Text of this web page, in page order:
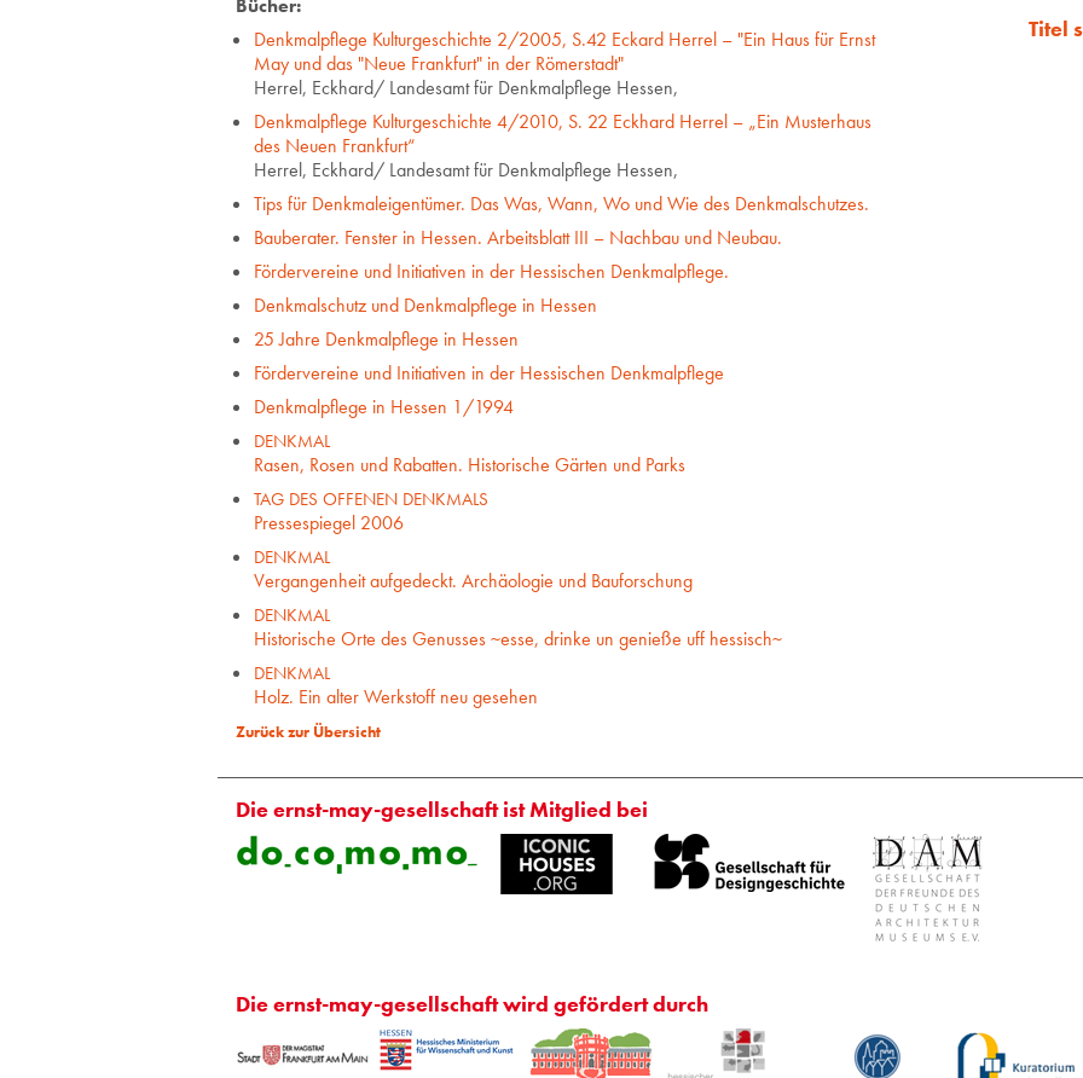
Bücher:
Denkmalpflege Kulturgeschichte 2/2005, S.42 Eckard Herrel – "Ein Haus für Ernst
May und das "Neue Frankfurt" in der Römerstadt"
Herrel, Eckhard/ Landesamt für Denkmalpflege Hessen,
Denkmalpflege Kulturgeschichte 4/2010, S. 22 Eckhard Herrel – „Ein Musterhaus
des Neuen Frankfurt“
Herrel, Eckhard/ Landesamt für Denkmalpflege Hessen,
Tips für Denkmaleigentümer. Das Was, Wann, Wo und Wie des Denkmalschutzes.
Bauberater. Fenster in Hessen. Arbeitsblatt III – Nachbau und Neubau.
Fördervereine und Initiativen in der Hessischen Denkmalpflege.
Denkmalschutz und Denkmalpflege in Hessen
25 Jahre Denkmalpflege in Hessen
Fördervereine und Initiativen in der Hessischen Denkmalpflege
Denkmalpflege in Hessen 1/1994
DENKMAL
Rasen, Rosen und Rabatten. Historische Gärten und Parks
TAG DES OFFENEN DENKMALS
Pressespiegel 2006
DENKMAL
Vergangenheit aufgedeckt. Archäologie und Bauforschung
DENKMAL
Historische Orte des Genusses ~esse, drinke un genieße uff hessisch~
DENKMAL
Holz. Ein alter Werkstoff neu gesehen
Zurück zur Übersicht
Titel
Die ernst-may-gesellschaft ist Mitglied bei
Die ernst-may-gesellschaft wird gefördert durch